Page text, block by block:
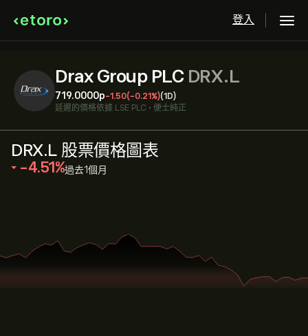
登入
Drax Group PLC DRX.L
719.0000‎p‎-1.50(-0.21%)(1D)
延遲的價格依據 LSE PLC • 便士純正
DRX.L 股票價格圖表
‎-4.51‎ 過去1個月